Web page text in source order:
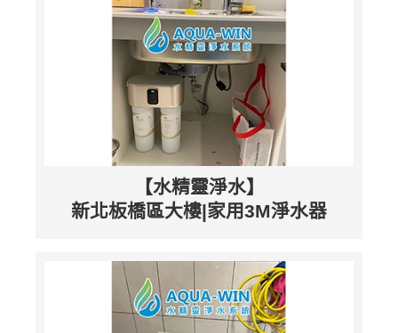
【水精靈淨水】
新北板橋區大樓|家用3M淨水器